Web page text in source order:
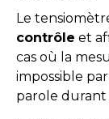
Le
contrôle et
cas où la
impossible
parole durant